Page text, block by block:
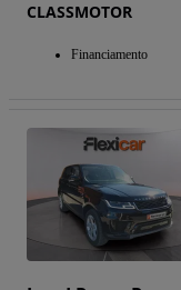
CLASSMOTOR
Financiamento